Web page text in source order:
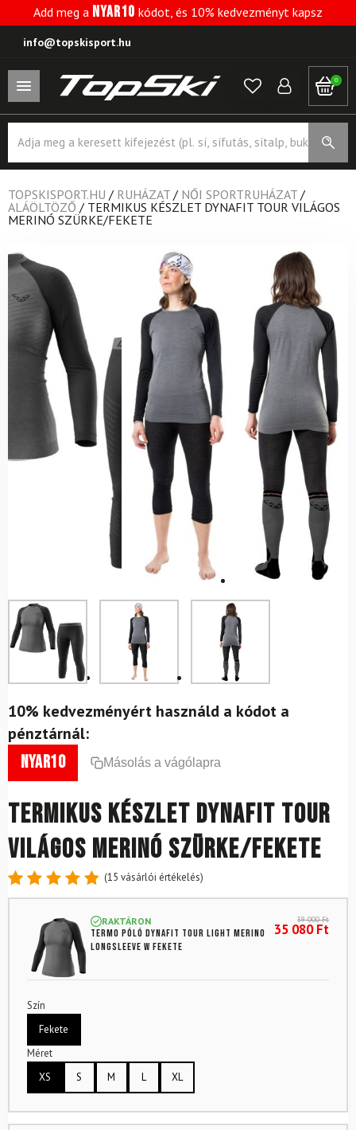
Add meg a NYAR10 kódot, és 10% kedvezményt kapsz
info@topskisport.hu
0
search
TOPSKISPORT.HU / RUHÁZAT / NŐI SPORTRUHÁZAT /
ALÁÖLTÖZŐ / TERMIKUS KÉSZLET DYNAFIT TOUR VILÁGOS
MERINÓ SZÜRKE/FEKETE
10% kedvezményért használd a kódot a
pénztárnál:
nyar10 Másolás a vágólapra
Termikus készlet DYNAFIT Tour
Világos merinó szürke/fekete
Értékelés
5-ből,
15
értékelés
alapján
(15 vásárlói értékelés)
RAKTÁRON
Termo póló DYNAFIT Tour Light Merino
Longsleeve W Fekete
39 000Ft
35 080Ft
Szín
Fekete
Méret
XS
S M L XL